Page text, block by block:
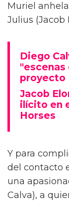
Muriel
Julius (Jacob
Diego
"escenas
proyecto
Jacob
ilícito en
Horses
Y para
del contacto
una
Calva), a